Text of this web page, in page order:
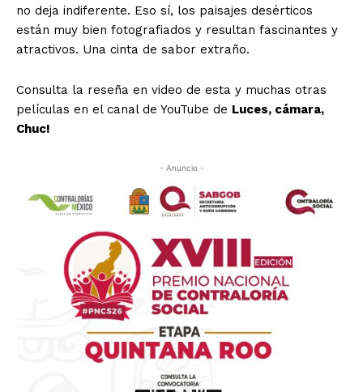
no deja indiferente. Eso sí, los paisajes desérticos
están muy bien fotografiados y resultan fascinantes y
atractivos. Una cinta de sabor extraño.
Consulta la reseña en video de esta y muchas otras
películas en el canal de YouTube de Luces, cámara,
Chuc!
- Anuncio -